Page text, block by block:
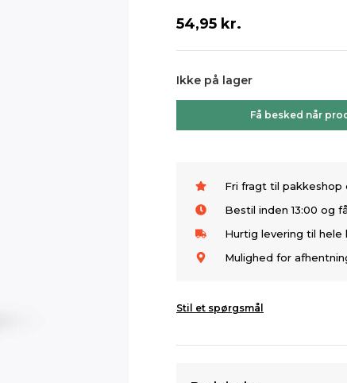
54,95 kr.
Ikke på lager
Få besked når
Fri fragt til pakkeshop
Bestil inden 13:00 og
Hurtig levering til hele
Mulighed for
Stil et spørgsmål